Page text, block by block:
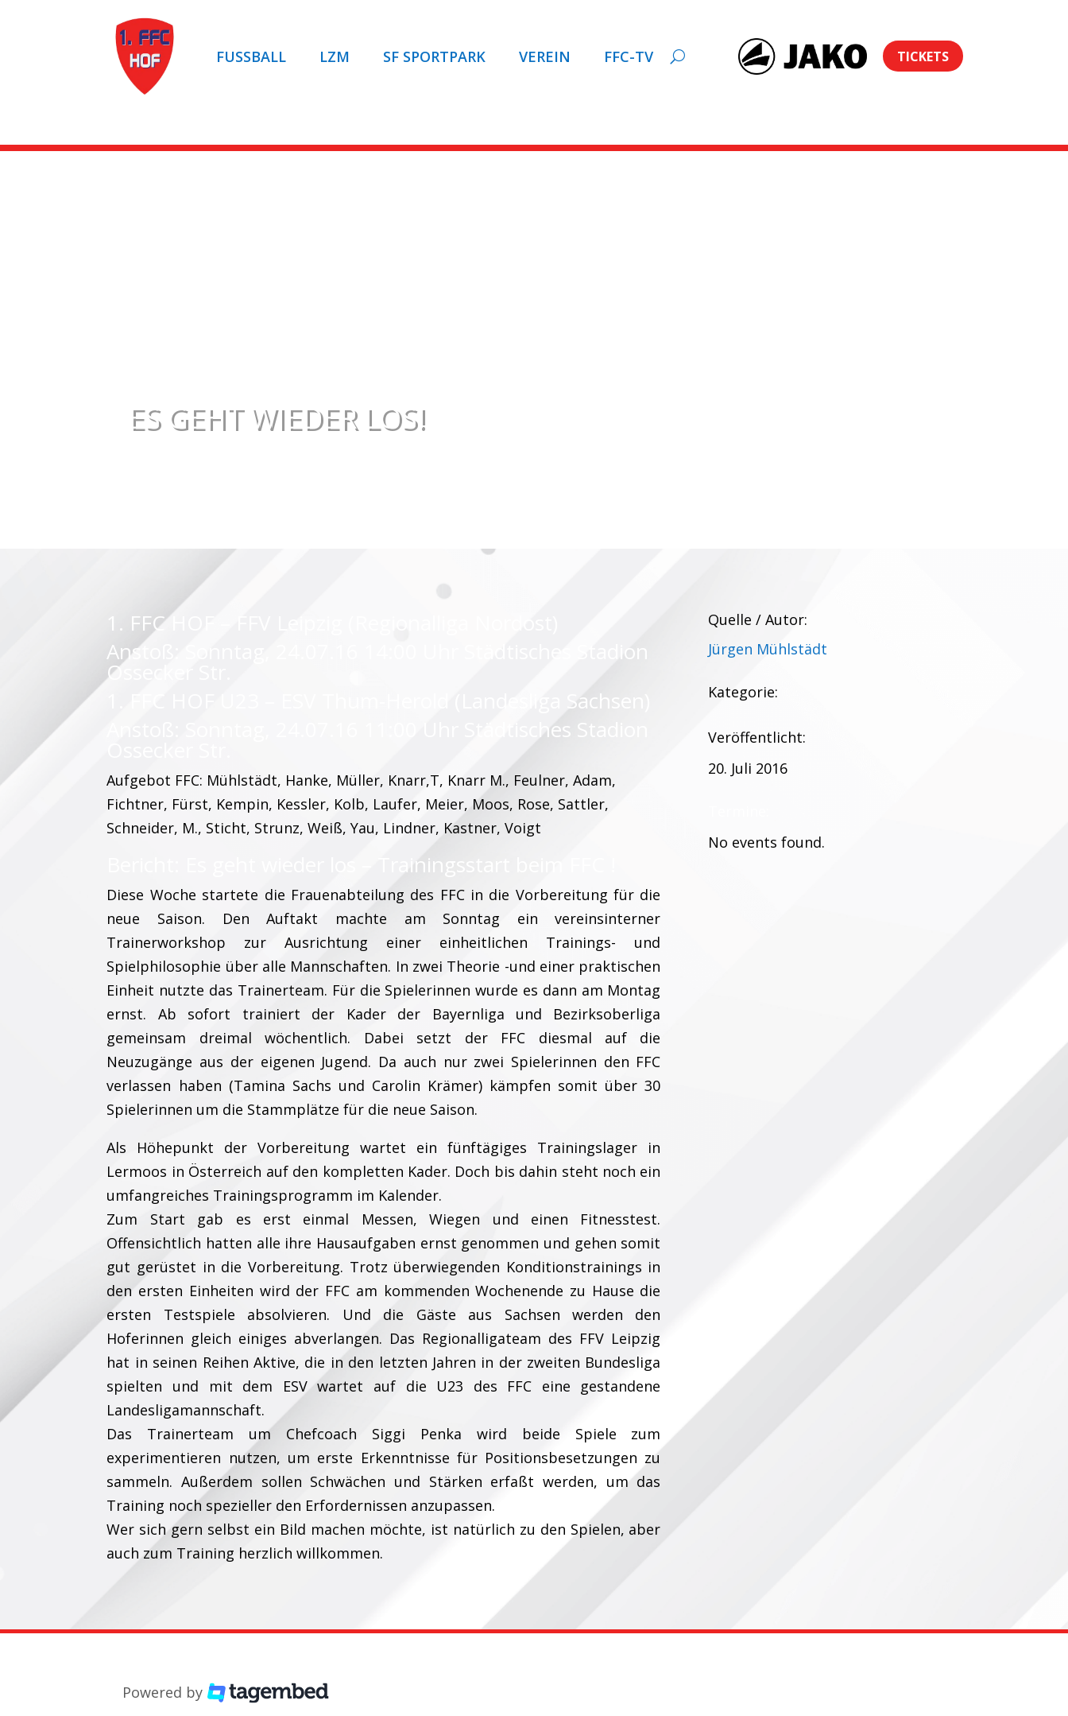
FUSSBALL LZM SF SPORTPARK VEREIN FFC-TV TICKETS
ES GEHT WIEDER LOS!
1. FFC HOF – FFV Leipzig (Regionalliga Nordost)
Anstoß: Sonntag, 24.07.16 14:00 Uhr Städtisches Stadion
Ossecker Str.
1. FFC HOF U23 – ESV Thum-Herold (Landesliga Sachsen)
Anstoß: Sonntag, 24.07.16 11:00 Uhr Städtisches Stadion
Aufgebot FFC: Mühlstädt, Hanke, Müller, Knarr,T, Knarr M., Feulner, Adam,
Fichtner, Fürst, Kempin, Kessler, Kolb, Laufer, Meier, Moos, Rose, Sattler,
Schneider, M., Sticht, Strunz, Weiß, Yau, Lindner, Kastner, Voigt
Bericht: Es geht wieder los – Trainingsstart beim FFC !
Diese Woche startete die Frauenabteilung des FFC in die Vorbereitung für die
neue Saison. Den Auftakt machte am Sonntag ein vereinsinterner
Trainerworkshop zur Ausrichtung einer einheitlichen Trainings- und
Spielphilosophie über alle Mannschaften. In zwei Theorie -und einer praktischen
Einheit nutzte das Trainerteam. Für die Spielerinnen wurde es dann am Montag
ernst. Ab sofort trainiert der Kader der Bayernliga und Bezirksoberliga
gemeinsam dreimal wöchentlich. Dabei setzt der FFC diesmal auf die
Neuzugänge aus der eigenen Jugend. Da auch nur zwei Spielerinnen den FFC
verlassen haben (Tamina Sachs und Carolin Krämer) kämpfen somit über 30
Spielerinnen um die Stammplätze für die neue Saison.
Als Höhepunkt der Vorbereitung wartet ein fünftägiges Trainingslager in
Lermoos in Österreich auf den kompletten Kader. Doch bis dahin steht noch ein
umfangreiches Trainingsprogramm im Kalender.
Zum Start gab es erst einmal Messen, Wiegen und einen Fitnesstest.
Offensichtlich hatten alle ihre Hausaufgaben ernst genommen und gehen somit
gut gerüstet in die Vorbereitung. Trotz überwiegenden Konditionstrainings in
den ersten Einheiten wird der FFC am kommenden Wochenende zu Hause die
ersten Testspiele absolvieren. Und die Gäste aus Sachsen werden den
Hoferinnen gleich einiges abverlangen. Das Regionalligateam des FFV Leipzig
hat in seinen Reihen Aktive, die in den letzten Jahren in der zweiten Bundesliga
spielten und mit dem ESV wartet auf die U23 des FFC eine gestandene
Landesligamannschaft.
Das Trainerteam um Chefcoach Siggi Penka wird beide Spiele zum
experimentieren nutzen, um erste Erkenntnisse für Positionsbesetzungen zu
sammeln. Außerdem sollen Schwächen und Stärken erfaßt werden, um das
Training noch spezieller den Erfordernissen anzupassen.
Wer sich gern selbst ein Bild machen möchte, ist natürlich zu den Spielen, aber
auch zum Training herzlich willkommen.
Quelle / Autor:
Jürgen Mühlstädt
Kategorie:
Veröffentlicht:
20. Juli 2016
No events found.
Powered by